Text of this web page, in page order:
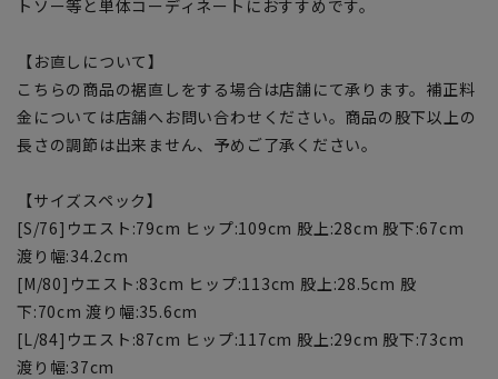
トソー等と単体コーディネートにおすすめです。
【お直しについて】
こちらの商品の裾直しをする場合は店舗にて承ります。補正料
金については店舗へお問い合わせください。商品の股下以上の
長さの調節は出来ません、予めご了承ください。
【サイズスペック】
[S/76]ウエスト:79cm ヒップ:109cm 股上:28cm 股下:67cm
渡り幅:34.2cm
[M/80]ウエスト:83cm ヒップ:113cm 股上:28.5cm 股
下:70cm 渡り幅:35.6cm
[L/84]ウエスト:87cm ヒップ:117cm 股上:29cm 股下:73cm
渡り幅:37cm